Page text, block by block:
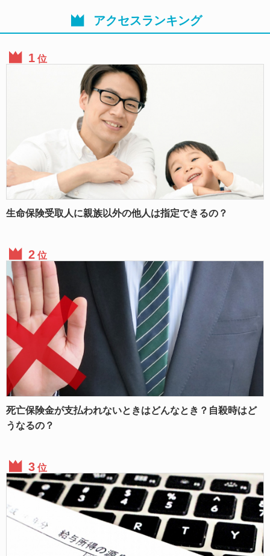
アクセスランキング
位
生命保険受取人に親族以外の他人は指定できるの？
位
死亡保険金が支払われないときはどんなとき？自殺時はど
うなるの？
位